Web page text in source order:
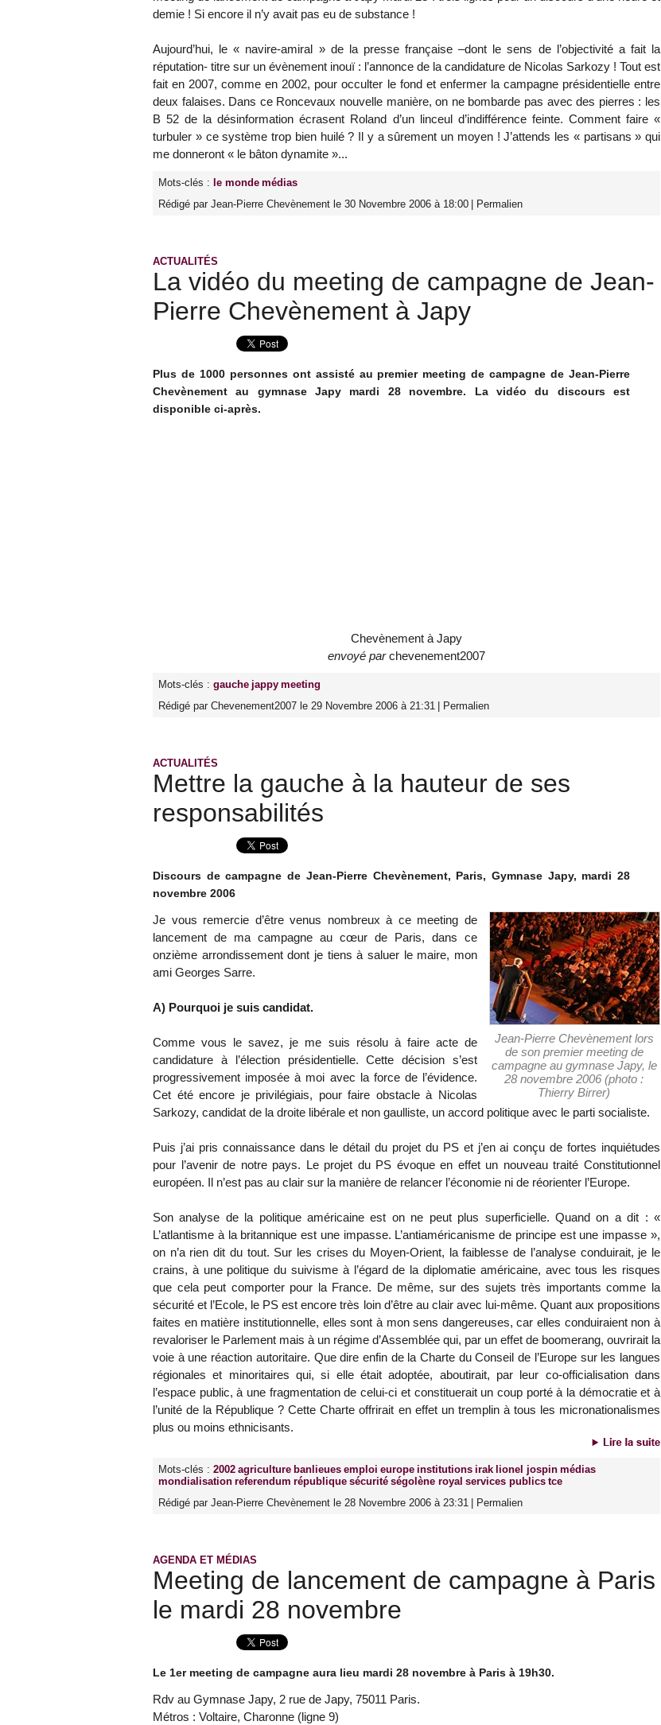
demie ! Si encore il n’y avait pas eu de substance !
Aujourd’hui, le « navire-amiral » de la presse française –dont le sens de l’objectivité a fait la
réputation- titre sur un évènement inouï : l’annonce de la candidature de Nicolas Sarkozy ! Tout est
fait en 2007, comme en 2002, pour occulter le fond et enfermer la campagne présidentielle entre
deux falaises. Dans ce Roncevaux nouvelle manière, on ne bombarde pas avec des pierres : les
B 52 de la désinformation écrasent Roland d’un linceul d’indifférence feinte. Comment faire «
turbuler » ce système trop bien huilé ? Il y a sûrement un moyen ! J’attends les « partisans » qui
me donneront « le bâton dynamite »...
Mots-clés : le monde médias
Rédigé par Jean-Pierre Chevènement le 30 Novembre 2006 à 18:00
Permalien
ACTUALITÉS
La vidéo du meeting de campagne de Jean-
Pierre Chevènement à Japy
Plus de 1000 personnes ont assisté au premier meeting de campagne de Jean-Pierre
Chevènement au gymnase Japy mardi 28 novembre. La vidéo du discours est
disponible ci-après.
Chevènement à Japy
envoyé parchevenement2007
Mots-clés : gauche jappy meeting
Rédigé par Chevenement2007 le 29 Novembre 2006 à 21:31
Permalien
ACTUALITÉS
Mettre la gauche à la hauteur de ses
responsabilités
Discours de campagne de Jean-Pierre Chevènement, Paris, Gymnase Japy, mardi 28
novembre 2006
Jean-Pierre Chevènement lors
de son premier meeting de
campagne au gymnase Japy, le
28 novembre 2006 (photo :
Thierry Birrer)
Je vous remercie d’être venus nombreux à ce meeting de
lancement de ma campagne au cœur de Paris, dans ce
onzième arrondissement dont je tiens à saluer le maire, mon
ami Georges Sarre.
A) Pourquoi je suis candidat.
Comme vous le savez, je me suis résolu à faire acte de
candidature à l’élection présidentielle. Cette décision s’est
progressivement imposée à moi avec la force de l’évidence.
Cet été encore je privilégiais, pour faire obstacle à Nicolas
Sarkozy, candidat de la droite libérale et non gaulliste, un accord politique avec le parti socialiste.
Puis j’ai pris connaissance dans le détail du projet du PS et j’en ai conçu de fortes inquiétudes
pour l’avenir de notre pays. Le projet du PS évoque en effet un nouveau traité Constitutionnel
européen. Il n’est pas au clair sur la manière de relancer l’économie ni de réorienter l’Europe.
Son analyse de la politique américaine est on ne peut plus superficielle. Quand on a dit : «
L’atlantisme à la britannique est une impasse. L’antiaméricanisme de principe est une impasse »,
on n’a rien dit du tout. Sur les crises du Moyen-Orient, la faiblesse de l’analyse conduirait, je le
crains, à une politique du suivisme à l’égard de la diplomatie américaine, avec tous les risques
que cela peut comporter pour la France. De même, sur des sujets très importants comme la
sécurité et l’Ecole, le PS est encore très loin d’être au clair avec lui-même. Quant aux propositions
faites en matière institutionnelle, elles sont à mon sens dangereuses, car elles conduiraient non à
revaloriser le Parlement mais à un régime d’Assemblée qui, par un effet de boomerang, ouvrirait la
voie à une réaction autoritaire. Que dire enfin de la Charte du Conseil de l’Europe sur les langues
régionales et minoritaires qui, si elle était adoptée, aboutirait, par leur co-officialisation dans
l’espace public, à une fragmentation de celui-ci et constituerait un coup porté à la démocratie et à
l’unité de la République ? Cette Charte offrirait en effet un tremplin à tous les micronationalismes
plus ou moins ethnicisants.
Mots-clés : 2002 agriculture banlieues emploi europe institutions irak lionel jospin médias
mondialisation referendum république sécurité ségolène royal services publics tce
Rédigé par Jean-Pierre Chevènement le 28 Novembre 2006 à 23:31
Permalien
AGENDA ET MÉDIAS
Meeting de lancement de campagne à Paris
le mardi 28 novembre
Le 1er meeting de campagne aura lieu mardi 28 novembre à Paris à 19h30.
Rdv au Gymnase Japy, 2 rue de Japy, 75011 Paris.
Métros : Voltaire, Charonne (ligne 9)